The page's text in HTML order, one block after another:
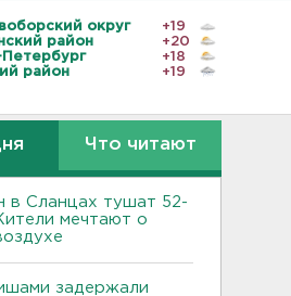
округ
+19
район
+20
Петербург
+18
район
+19
Что читают
в Сланцах тушат 52-
мечтают о
задержали